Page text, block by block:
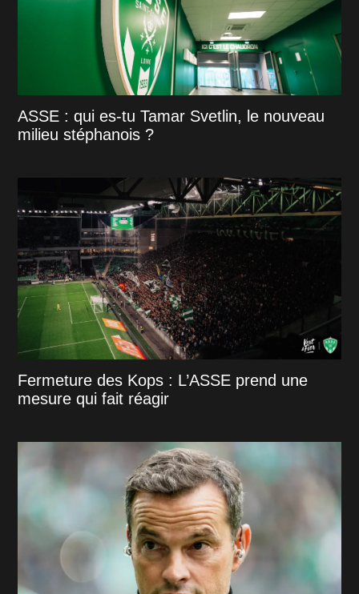
ASSE : qui es-tu Tamar Svetlin, le nouveau
milieu stéphanois ?
Fermeture des Kops : L’ASSE prend une
mesure qui fait réagir